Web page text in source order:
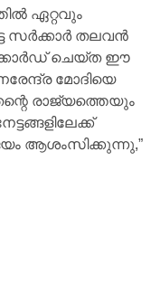
ഏറ്റവും
സർക്കാർ തലവൻ
ചെയ്ത ഈ
മോദിയെ
രാജ്യത്തെയും
ആശംസിക്കുന്നു,”